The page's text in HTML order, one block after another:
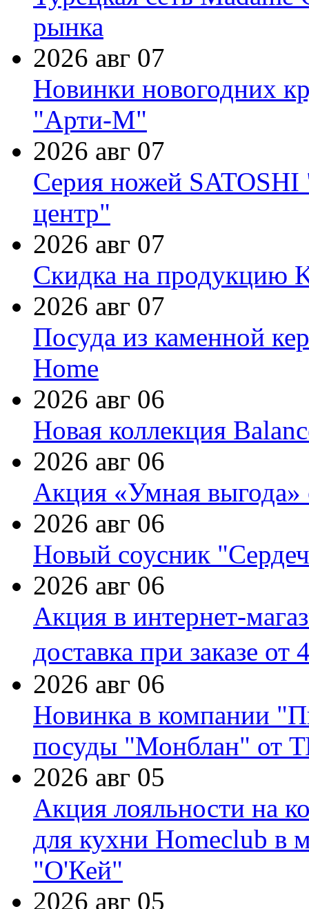
рынка
2026 авг 07
Новинки новогодних
"Арти-М"
2026 авг 07
Серия ножей
центр"
2026 авг 07
Скидка на продукцию
2026 авг 07
Посуда из каменной
Home
2026 авг 06
Новая коллекция
2026 авг 06
Акция «Умная выгода»
2026 авг 06
Новый соусник
2026 авг 06
Акция в интернет-
доставка при заказе от
2026 авг 06
Новинка в компании
посуды "Монблан" от
2026 авг 05
Акция лояльности на
для кухни Homeclub в
"О'Кей"
2026 авг 05